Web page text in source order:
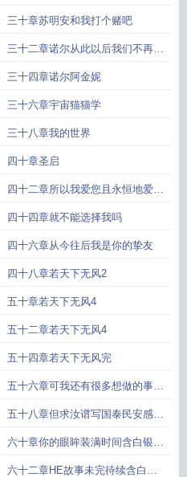
书卷
三十章苏明安和我打个赌吧
三十二章诺尔从此以后我们不再是
同伴
三十四章诺尔阿金妮
三十六章宇宙猫猫学
三十八章我的世界
四十章圣启
四十二章所以我爱您且永恒地爱着
您
四十四章就不能选择我吗
四十六章从今往后我是你的挚友
四十八章若天下无风2
五十章若天下无风4
五十二章若天下无风4
五十四章若天下无风完
五十六章可我还有很多想做的事感
谢晴海惊春盟主
五十八章但求汝谱写国泰民安感谢
赞美太阳骑士的不死人白银盟
六十章你的眼眸装满时间含白银赞
美太阳骑士的不死人3k加更
六十二章HE故事未完待续含白银